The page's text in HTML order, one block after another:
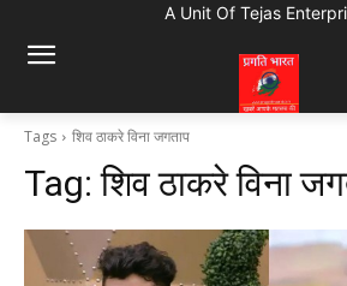
A Unit Of Tejas
Tags शिव ठाकरे विना जगताप
Tag:शिव ठाकरे विना